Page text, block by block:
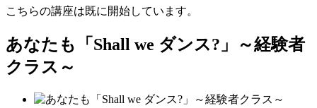
こちらの講座は既に開始しています。
あなたも「Shall we ダンス?」～経験者
クラス～